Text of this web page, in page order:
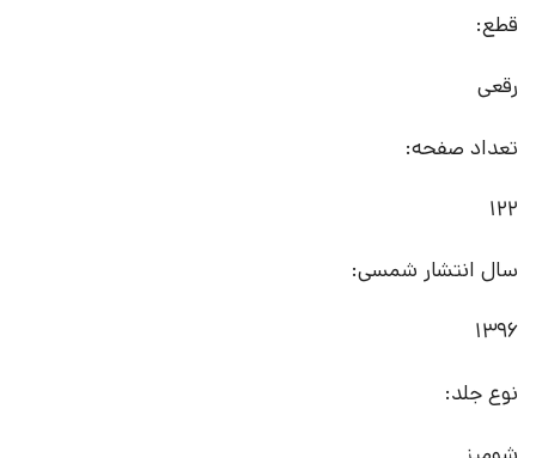
قطع:
رقعی
تعداد صفحه:
122
سال انتشار شمسی:
1396
نوع جلد: